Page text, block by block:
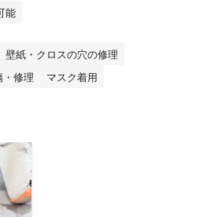
能
壁紙・クロスの穴の修理
・修理
マスク着用